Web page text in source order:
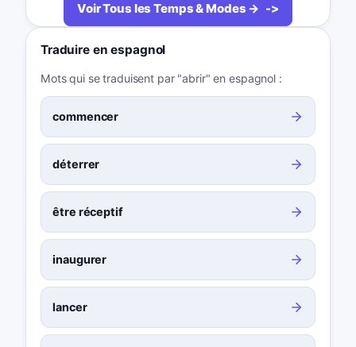
Voir Tous les Temps & Modes →
Traduire en espagnol
Mots qui se traduisent par "abrir" en espagnol :
commencer
déterrer
être réceptif
inaugurer
lancer